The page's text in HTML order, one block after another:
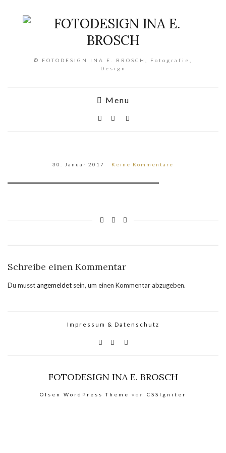
© FOTODESIGN INA E. BROSCH, Fotografie,
Design
Menu
30. Januar 2017 Keine Kommentare
Schreibe einen Kommentar
Du musstangemeldet sein, um einen Kommentar abzugeben.
Impressum & Datenschutz
FOTODESIGN INA E. BROSCH
Olsen WordPress Theme von CSSIgniter